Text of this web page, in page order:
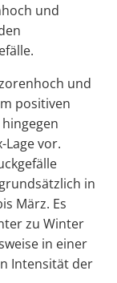
und
und
positiven
Lage vor.
in
März. Es
zu Winter
in einer
Intensität der